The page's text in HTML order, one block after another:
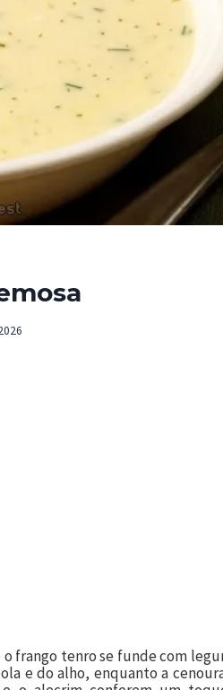
frango tenro se funde com
e do alho, enquanto a